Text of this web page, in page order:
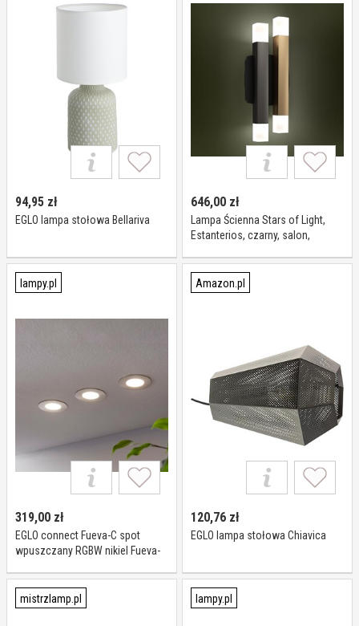
94,95 zł
EGLO lampa stołowa Bellariva
646,00 zł
Lampa Ścienna Stars of Light,
Estanterios, czarny, salon,
lampy.pl
319,00 zł
EGLO connect Fueva-C spot
wpuszczany RGBW nikiel Fueva-
aluminiowy / szary / cynkowy,
przedpokój, metal, nowoczesny
Amazon.pl
120,76 zł
EGLO lampa stołowa Chiavica
mistrzlamp.pl lampy.pl